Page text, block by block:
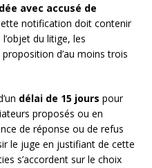
avec accusé de
notification doit contenir
du litige, les
d’au moins trois
délai de 15 jours pour
proposés ou en
de réponse ou de refus
le juge en justifiant de cette
s’accordent sur le choix